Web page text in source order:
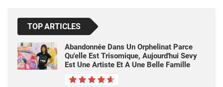
TOP ARTICLES
Abandonnée Dans Un Orphelinat Parce
Qu'elle Est Trisomique, Aujourd'hui Sevy
Est Une Artiste Et A Une Belle Famille